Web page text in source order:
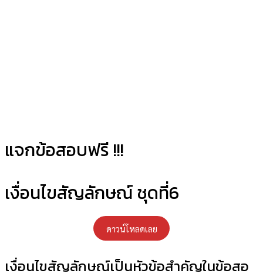
แจกข้อสอบฟรี !!!​
เงื่อนไขสัญลักษณ์ ชุดที่6
ดาวน์โหลดเลย
เงื่อนไขสัญลักษณ์เป็นหัวข้อสำคัญในข้อสอ